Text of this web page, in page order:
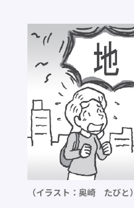
（イラスト：奥崎 たびと）